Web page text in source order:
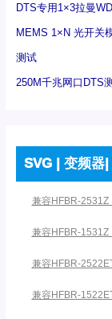
DTS专用1×3拉曼
MEMS 1×N 光开关
测试
250M千兆网口DTS
SVG | 变频器|
兼容HFBR-2531Z
兼容HFBR-1531Z
兼容HFBR-
兼容HFBR-